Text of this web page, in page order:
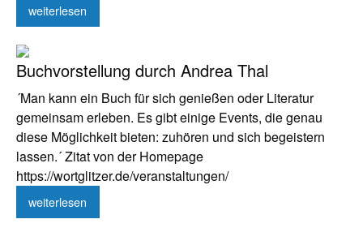
weiterlesen
Buchvorstellung durch Andrea Thal
´Man kann ein Buch für sich genießen oder Literatur
gemeinsam erleben. Es gibt einige Events, die genau
diese Möglichkeit bieten: zuhören und sich begeistern
lassen.´ Zitat von der Homepage
https://wortglitzer.de/veranstaltungen/
weiterlesen